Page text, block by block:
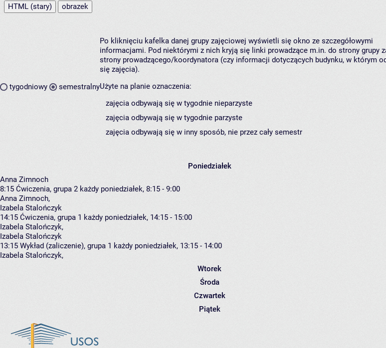
HTML (stary)
obrazek
tygodniowy semestralny
Po kliknięciu kafelka danej grupy zajęciowej wyświetli się okno ze szczegółowymi
informacjami. Pod niektórymi z nich kryją się linki prowadzące m.in. do strony grupy
strony prowadzącego/koordynatora (czy informacji dotyczących budynku, w którym
się zajęcia).
Użyte na planie oznaczenia:
zajęcia odbywają się w tygodnie nieparzyste
zajęcia odbywają się w tygodnie parzyste
zajęcia odbywają się w inny sposób, nie przez cały semestr
Poniedziałek
Anna Zimnoch
8:15 Ćwiczenia, grupa 2 każdy poniedziałek, 8:15 - 9:00
Anna Zimnoch,
Izabela Stalończyk
14:15 Ćwiczenia, grupa 1 każdy poniedziałek, 14:15 - 15:00
Izabela Stalończyk,
Izabela Stalończyk
13:15 Wykład (zaliczenie), grupa 1 każdy poniedziałek, 13:15 - 14:00
Izabela Stalończyk,
Wtorek
Środa
Czwartek
Piątek